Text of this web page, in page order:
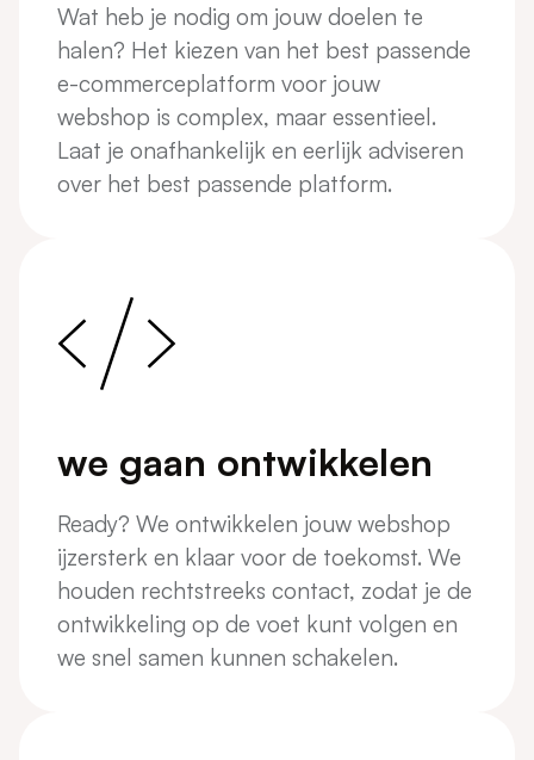
Wat heb je nodig om jouw doelen te
halen? Het kiezen van het best passende
e-commerceplatform voor jouw
webshop is complex, maar essentieel.
Laat je onafhankelijk en eerlijk adviseren
over het best passende platform.
we gaan ontwikkelen
Ready? We ontwikkelen jouw webshop
ijzersterk en klaar voor de toekomst. We
houden rechtstreeks contact, zodat je de
ontwikkeling op de voet kunt volgen en
we snel samen kunnen schakelen.